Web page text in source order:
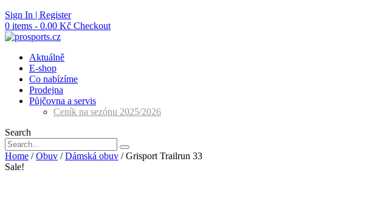
Skip
to
content
Sign In | Register
0 items - 0.00 Kč Checkout
Aktuálně
E-shop
Co nabízíme
Prodejna
Půjčovna a servis
Ceník na sezónu 2025/2026
Search
Home /Obuv /Dámská obuv / Grisport Trailrun 33
Sale!